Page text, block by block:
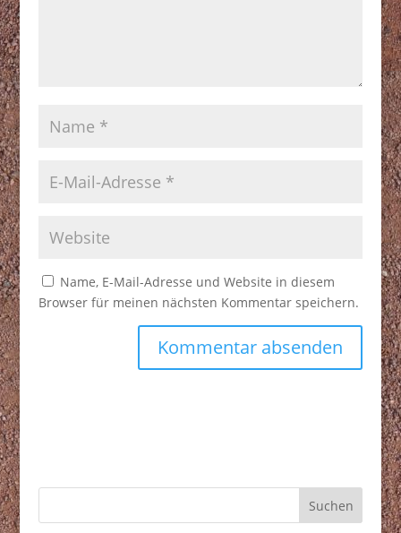
Name, E-Mail-Adresse und Website in diesem
Browser für meinen nächsten Kommentar speichern.